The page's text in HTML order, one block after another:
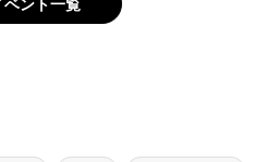
ベント一覧